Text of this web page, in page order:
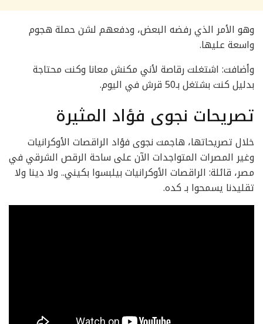
وهو الأمر الذي رفضه البعض، ودفعهم لشن حملة هجوم
واسعة عليها.
وأضافت: اشتغلت رقاصة لأني مكنش معانا وكنت محتاجة
بدليل كنت بشتغل بـ50 قرش في اليوم.
تصريحات نجوى فؤاد المثيرة
خلال تصريحاتها، هاجمت نجوى فؤاد الراقصات الأوكرانيات
وغير المصرات المتواجدات الآن على ساحة الرقص الشرقي في
مصر، قائلة: الراقصات الأوكرانيات بيلبسوا بكيني.. ولا دينا ولا
تقليدنا يسمحوا بـ كده.